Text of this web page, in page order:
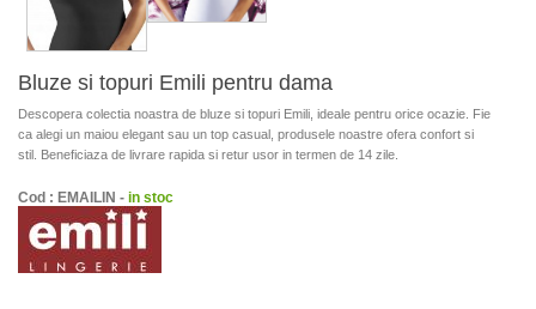
Bluze si topuri Emili pentru dama
Descopera colectia noastra de bluze si topuri Emili, ideale pentru orice ocazie. Fie
ca alegi un maiou elegant sau un top casual, produsele noastre ofera confort si
stil. Beneficiaza de livrare rapida si retur usor in termen de 14 zile.
Cod : EMAILIN - in stoc